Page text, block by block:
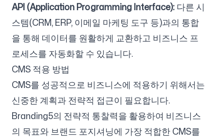
API (Application Programming Interface):다른 시
스템(CRM, ERP, 이메일 마케팅 도구 등)과의 통합
을 통해 데이터를 원활하게 교환하고 비즈니스 프
로세스를 자동화할 수 있습니다.
CMS 적용 방법
CMS를 성공적으로 비즈니스에 적용하기 위해서는
신중한 계획과 전략적 접근이 필요합니다.
Branding5의 전략적 통찰력을 활용하여 비즈니스
의 목표와 브랜드 포지셔닝에 가장 적합한 CMS를